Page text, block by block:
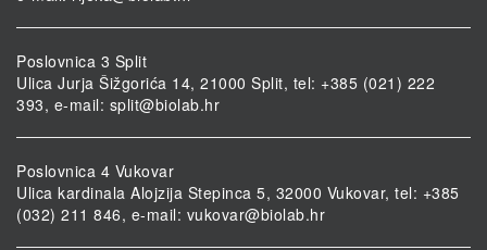
Poslovnica 3 Split
Ulica Jurja Šižgorića 14, 21000 Split, tel: +385 (021) 222
393, e-mail: split@biolab.hr
Poslovnica 4 Vukovar
Ulica kardinala Alojzija Stepinca 5, 32000 Vukovar, tel: +385
(032) 211 846, e-mail: vukovar@biolab.hr